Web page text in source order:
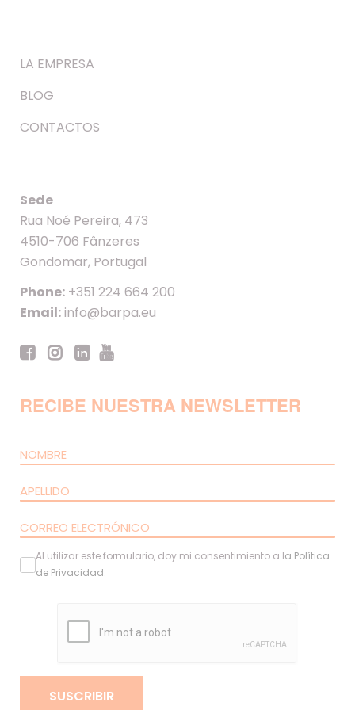
LA EMPRESA
BLOG
CONTACTOS
Sede
Rua Noé Pereira, 473
4510-706 Fânzeres
Gondomar, Portugal
Phone: +351 224 664 200
Email:info@barpa.eu
RECIBE NUESTRA NEWSLETTER
Al utilizar este formulario, doy mi consentimiento a la Política
de Privacidad.
SUSCRIBIR